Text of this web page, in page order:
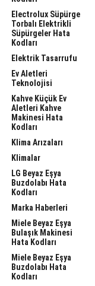
Electrolux Süpürge
Torbalı Elektrikli
Süpürgeler Hata
Kodları
Elektrik Tasarrufu
Ev Aletleri
Teknolojisi
Kahve Küçük Ev
Aletleri Kahve
Makinesi Hata
Kodları
Klima Arızaları
Klimalar
LG Beyaz Eşya
Buzdolabı Hata
Kodları
Marka Haberleri
Miele Beyaz Eşya
Bulaşık Makinesi
Hata Kodları
Miele Beyaz Eşya
Buzdolabı Hata
Kodları